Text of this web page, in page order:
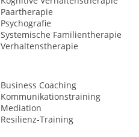
Paartherapie
Psychografie
Systemische Familientherapie
Verhaltenstherapie
Business Coaching
Kommunikationstraining
Mediation
Resilienz-Training